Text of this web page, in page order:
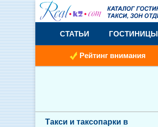
СТАТЬИ ГОСТИНИЦЫ
Рейтинг внимания
Такси и таксопарки в